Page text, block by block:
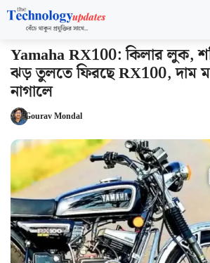
Skip
content
Yamaha RX100: কিলার লুক,
ঝড় তুলতে ফিরছে RX100, দাম
নাগালে
Gourav Mondal